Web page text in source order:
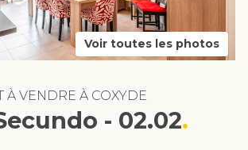
Voir toutes les photos
À VENDRE À COXYDE
- 02.02